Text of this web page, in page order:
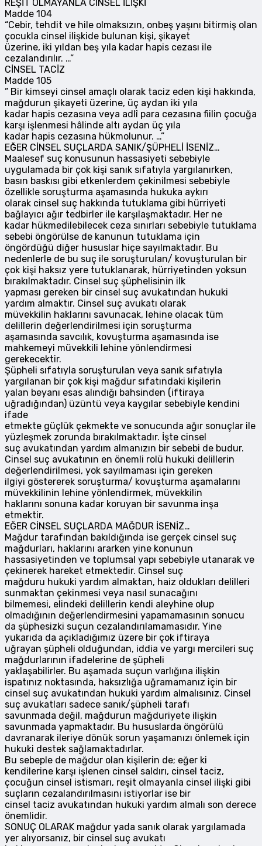
REŞİT OLMAYANLA CİNSEL İLİŞKİ
Madde 104
“Cebir, tehdit ve hile olmaksızın, onbeş yaşını bitirmiş olan
çocukla cinsel ilişkide bulunan kişi, şikayet
üzerine, iki yıldan beş yıla kadar hapis cezası ile
cezalandırılır. …”
CİNSEL TACİZ
Madde 105
” Bir kimseyi cinsel amaçlı olarak taciz eden kişi hakkında,
mağdurun şikayeti üzerine, üç aydan iki yıla
kadar hapis cezasına veya adlî para cezasına fiilin çocuğa
karşı işlenmesi hâlinde altı aydan üç yıla
kadar hapis cezasına hükmolunur. …”
EĞER CİNSEL SUÇLARDA SANIK/ŞÜPHELİ İSENİZ…
Maalesef suç konusunun hassasiyeti sebebiyle
uygulamada bir çok kişi sanık sıfatıyla yargılanırken,
basın baskısı gibi etkenlerdem çekinilmesi sebebiyle
özellikle soruşturma aşamasında hukuka aykırı
olarak cinsel suç hakkında tutuklama gibi hürriyeti
bağlayıcı ağır tedbirler ile karşılaşmaktadır. Her ne
kadar hükmedilebilecek ceza sınırları sebebiyle tutuklama
sebebi öngörülse de kanunun tutuklama için
öngördüğü diğer hususlar hiçe sayılmaktadır. Bu
nedenlerle de bu suç ile soruşturulan/ kovuşturulan bir
çok kişi haksız yere tutuklanarak, hürriyetinden yoksun
bırakılmaktadır. Cinsel suç şüphelisinin ilk
yapması gereken bir cinsel suç avukatından hukuki
yardım almaktır. Cinsel suç avukatı olarak
müvekkilin haklarını savunacak, lehine olacak tüm
delillerin değerlendirilmesi için soruşturma
aşamasında savcılık, kovuşturma aşamasında ise
mahkemeyi müvekkili lehine yönlendirmesi
gerekecektir.
Şüpheli sıfatıyla soruşturulan veya sanık sıfatıyla
yargılanan bir çok kişi mağdur sıfatındaki kişilerin
yalan beyanı esas alındığı bahsinden (iftiraya
uğradığından) üzüntü veya kaygılar sebebiyle kendini
ifade
etmekte güçlük çekmekte ve sonucunda ağır sonuçlar ile
yüzleşmek zorunda bırakılmaktadır. İşte cinsel
suç avukatından yardım almanızın bir sebebi de budur.
Cinsel suç avukatının en önemli rolü hukuki delillerin
değerlendirilmesi, yok sayılmaması için gereken
ilgiyi göstererek soruşturma/ kovuşturma aşamalarını
müvekkilinin lehine yönlendirmek, müvekkilin
haklarını sonuna kadar koruyan bir savunma inşa
etmektir.
EĞER CİNSEL SUÇLARDA MAĞDUR İSENİZ…
Mağdur tarafından bakıldığında ise gerçek cinsel suç
mağdurları, haklarını ararken yine konunun
hassasiyetinden ve toplumsal yapı sebebiyle utanarak ve
çekinerek hareket etmektedir. Cinsel suç
mağduru hukuki yardım almaktan, haiz oldukları delilleri
sunmaktan çekinmesi veya nasıl sunacağını
bilmemesi, elindeki delillerin kendi aleyhine olup
olmadığının değerlendirmesini yapamamasının sonucu
da şüphesizki suçun cezalandırılamamasıdır. Yine
yukarıda da açıkladığımız üzere bir çok iftiraya
uğrayan şüpheli olduğundan, iddia ve yargı mercileri suç
mağdurlarının ifadelerine de şüpheli
yaklaşabilirler. Bu aşamada suçun varlığına ilişkin
ispatınız noktasında, haksızlığa uğramamanız için bir
cinsel suç avukatından hukuki yardım almalısınız. Cinsel
suç avukatları sadece sanık/şüpheli tarafı
savunmada değil, mağdurun mağduriyete ilişkin
savunmada yapmaktadır. Bu hususlarda öngörülü
davranarak ileriye dönük sorun yaşamanızı önlemek için
hukuki destek sağlamaktadırlar.
Bu sebeple de mağdur olan kişilerin de; eğer ki
kendilerine karşı işlenen cinsel saldırı, cinsel taciz,
çocuğun cinsel istismarı, reşit olmayanla cinsel ilişki gibi
suçların cezalandırılmasını istiyorlar ise bir
cinsel taciz avukatından hukuki yardım almalı son derece
önemlidir.
SONUÇ OLARAK mağdur yada sanık olarak yargılamada
yer alıyorsanız, bir cinsel suç avukatı